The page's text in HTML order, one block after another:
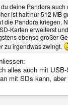
deine Pandora auch
ist halt nur 512 MB
die Pandora kriegen.
Karten erweiterst
ebenso großer
zu irgendwas zwingt.
alles auch mit
mit SDs kann,